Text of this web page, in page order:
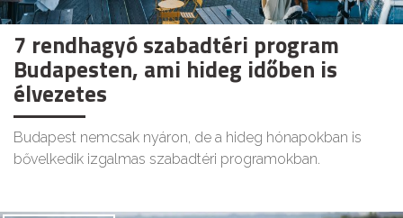
7 rendhagyó szabadtéri program
Budapesten, ami hideg időben is
élvezetes
Budapest nemcsak nyáron, de a hideg hónapokban is
bővelkedik izgalmas szabadtéri programokban.